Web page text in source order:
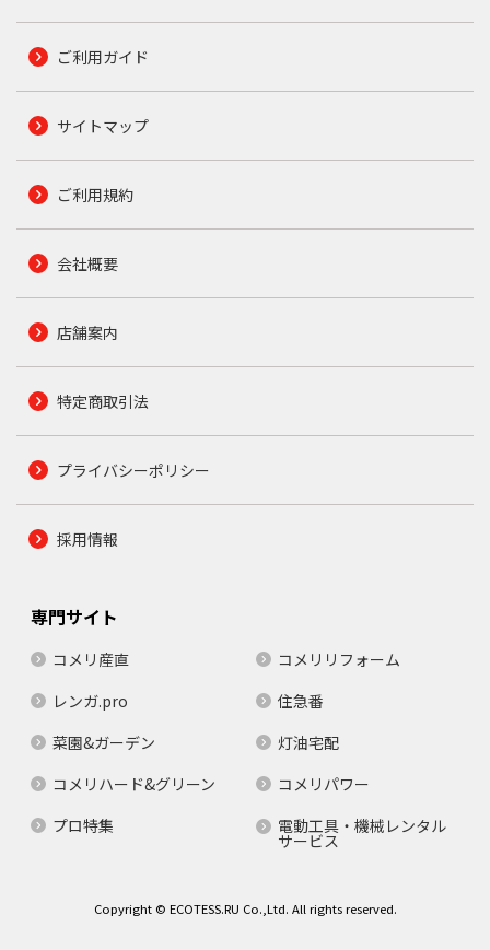
ご利用ガイド
サイトマップ
ご利用規約
会社概要
店舗案内
特定商取引法
プライバシーポリシー
採用情報
専門サイト
コメリ産直
コメリリフォーム
レンガ.pro
住急番
菜園&ガーデン
灯油宅配
コメリハード&グリーン
コメリパワー
プロ特集
電動工具・機械レンタル
サービス
Copyright © ECOTESS.RU Co.,Ltd. All rights reserved.